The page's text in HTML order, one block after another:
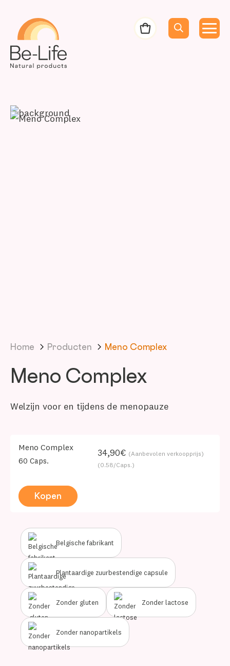
Menu
Menu
Zoekopdracht
Bestelbon
Home Producten Meno Complex
Meno Complex
Welzijn voor en tijdens de menopauze
Meno Complex
60 Caps.
34,90€ (Aanbevolen verkoopprijs)
(0.58/Caps.)
Kopen
Belgische fabrikant
Plantaardige zuurbestendige capsule
Zonder gluten Zonder lactose
Zonder nanopartikels